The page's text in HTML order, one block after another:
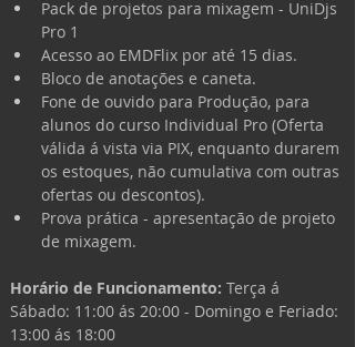
Pack de projetos para mixagem - UniDjs
Pro 1
Acesso ao EMDFlix por até 15 dias.
Bloco de anotações e caneta.
Fone de ouvido para Produção, para
alunos do curso Individual Pro (Oferta
válida á vista via PIX, enquanto durarem
os estoques, não cumulativa com outras
ofertas ou descontos).
Prova prática - apresentação de projeto
de mixagem.
Horário de Funcionamento: Terça á
Sábado: 11:00 ás 20:00 - Domingo e Feriado:
13:00 ás 18:00